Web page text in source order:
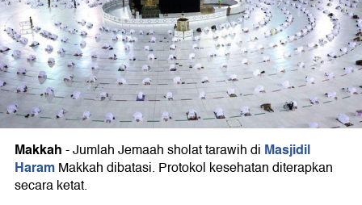
Makkah-Jumlah Jemaah sholat tarawih di Masjidil
HaramMakkah dibatasi. Protokol kesehatan diterapkan
secara ketat.